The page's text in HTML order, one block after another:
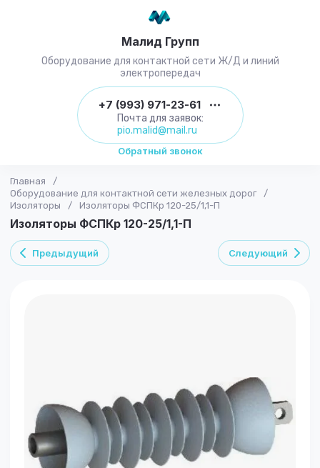
Малид Групп
Оборудование для контактной сети Ж/Д и линий
электропередач
+7 (993) 971-23-61
Почта для заявок:
pio.malid@mail.ru
Обратный звонок
Главная
/
Оборудование для контактной сети железных дорог
/
Изоляторы
/ Изоляторы ФСПКр 120-25/1,1-П
Изоляторы ФСПКр 120-25/1,1-П
Предыдущий Следующий